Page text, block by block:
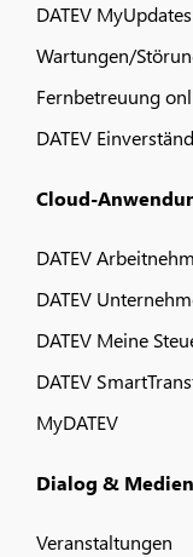
DATEV MyUpdates
Wartungen/
Fernbetreuung
DATEV
Cloud-
DATEV
DATEV
DATEV Meine
DATEV
MyDATEV
Dialog & Medien
Veranstaltungen